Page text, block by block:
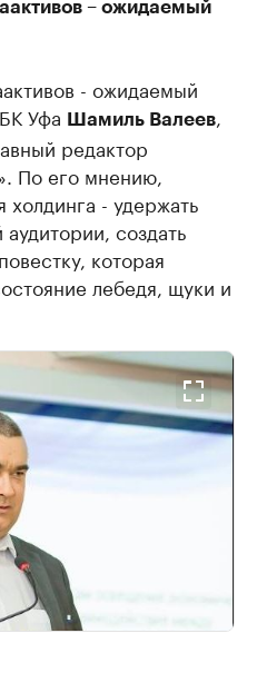
– ожидаемый
- ожидаемый
Уфа Шамиль Валеев
редактор
По его мнению,
холдинга - удержать
создать
которая
лебедя, щуки и